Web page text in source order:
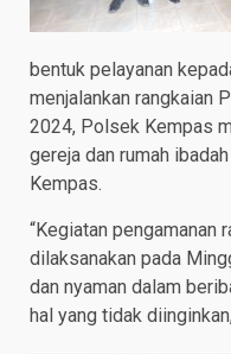
bentuk pelayanan
menjalankan rangkaian
2024, Polsek Kempas
gereja dan rumah
Kempas.
“Kegiatan pengamanan
dilaksanakan pada
dan nyaman dalam
hal yang tidak